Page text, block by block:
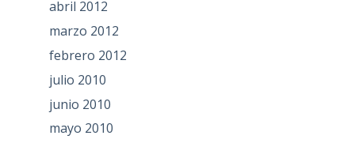
abril 2012
marzo 2012
febrero 2012
julio 2010
junio 2010
mayo 2010